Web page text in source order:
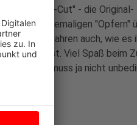
"Directors-Cut" - die Original-
und ehemaligen "Opfern"
Wir erfahren auch, wie es
ist. Viel Spaß beim
Es muss ja nicht